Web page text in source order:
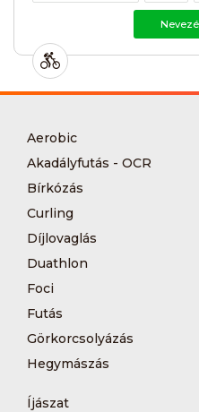
Aerobic
Akadályfutás - OCR
Bírkózás
Curling
Díjlovaglás
Duathlon
Foci
Futás
Görkorcsolyázás
Hegymászás
Íjászat